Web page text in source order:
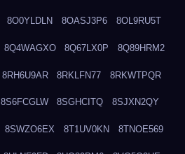
8O0YLDLN 8OASJ3P6 8OL9RU5T
8Q4WAGXO 8Q67LX0P 8Q89HRM2
8RH6U9AR 8RKLFN77 8RKWTPQR
8S6FCGLW 8SGHCITQ 8SJXN2QY
8SWZO6EX 8T1UV0KN 8TNOE569